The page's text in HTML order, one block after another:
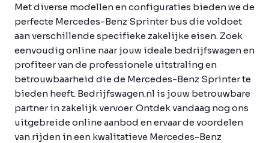
Met diverse modellen en configuraties bieden we de
perfecte Mercedes-Benz Sprinter bus die voldoet
aan verschillende specifieke zakelijke eisen. Zoek
eenvoudig online naar jouw ideale bedrijfswagen en
profiteer van de professionele uitstraling en
betrouwbaarheid die de Mercedes-Benz Sprinter te
bieden heeft. Bedrijfswagen.nl is jouw betrouwbare
partner in zakelijk vervoer. Ontdek vandaag nog ons
uitgebreide online aanbod en ervaar de voordelen
van rijden in een kwalitatieve Mercedes-Benz